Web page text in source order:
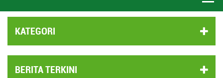
KATEGORI
BERITA TERKINI